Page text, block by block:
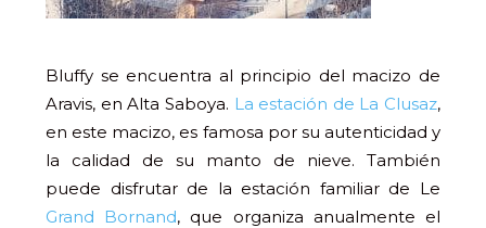
Bluffy se encuentra al principio del macizo de
Aravis, en Alta Saboya. La estación de La Clusaz,
en este macizo, es famosa por su autenticidad y
la calidad de su manto de nieve. También
puede disfrutar de la estación familiar de Le
Grand Bornand, que organiza anualmente el